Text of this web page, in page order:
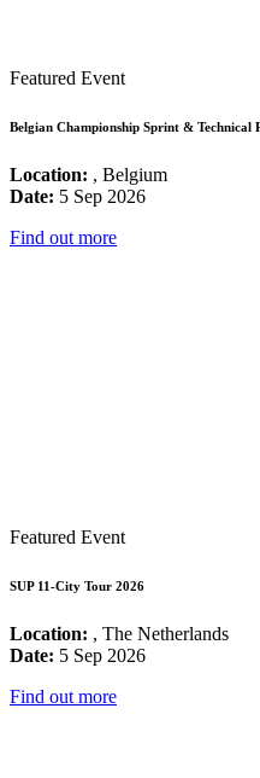
Featured Event
Belgian Championship Sprint & Technical
Location: , Belgium
Date: 5 Sep 2026
Find out more
Featured Event
SUP 11-City Tour 2026
Location: , The Netherlands
Date: 5 Sep 2026
Find out more